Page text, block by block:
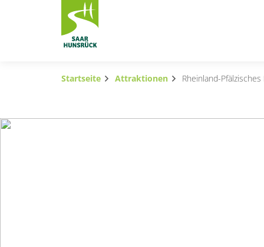
Zum Hauptinhalt springen
Subnavigation umschalten
Startseite Attraktionen Rheinland-